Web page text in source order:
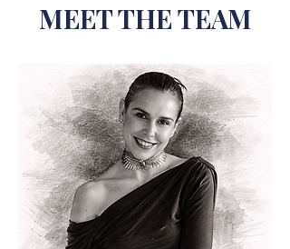
MEET THE TEAM